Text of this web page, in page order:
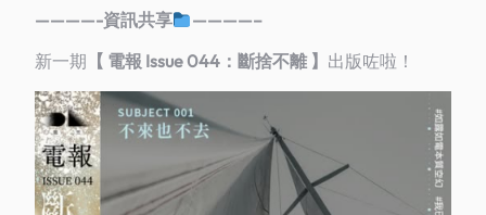
————-資訊共享
————–
新一期 【 電報 Issue 044：斷捨不離 】 出版咗啦！